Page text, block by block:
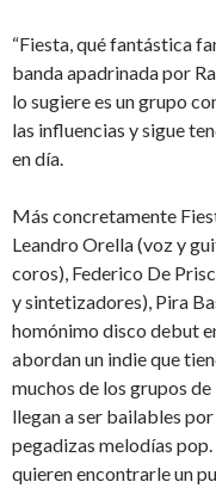
“Fiesta, qué fantástica
banda apadrinada por
lo sugiere es un grupo
las influencias y sigue
en día.
Más concretamente
Leandro Orella (voz y
coros), Federico De
y sintetizadores), Pira
homónimo disco debut
abordan un indie que
muchos de los grupos
llegan a ser bailables
pegadizas melodías
quieren encontrarle un